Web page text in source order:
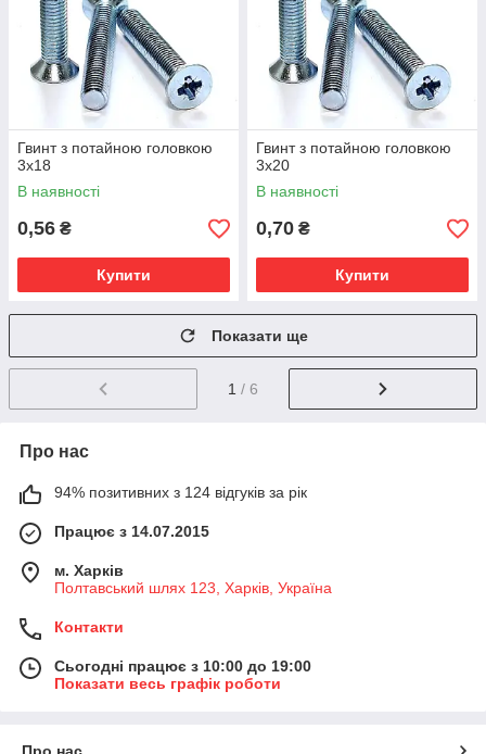
Гвинт з потайною головкою
3х18
В наявності
0,56 ₴
Купити
Гвинт з потайною головкою
3х20
В наявності
0,70 ₴
Купити
Показати ще
1 / 6
Про нас
94% позитивних з 124 відгуків за рік
Працює з 14.07.2015
м. Харків
Полтавський шлях 123, Харків, Україна
Контакти
Сьогодні працює з 10:00 до 19:00
Показати весь графік роботи